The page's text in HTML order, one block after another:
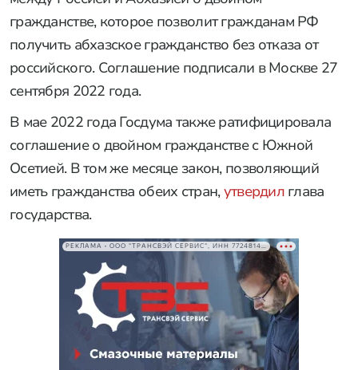
гражданстве, которое позволит гражданам РФ
получить абхазское гражданство без отказа от
российского. Соглашение подписали в Москве 27
сентября 2022 года.
В мае 2022 года Госдума также ратифицировала
соглашение о двойном гражданстве с Южной
Осетией. В том же месяце закон, позволяющий
иметь гражданства обеих стран,утвердилглава
государства.
РЕКЛАМА • ООО "ТРАНСВЭЙ СЕРВИС", ИНН 7724814198